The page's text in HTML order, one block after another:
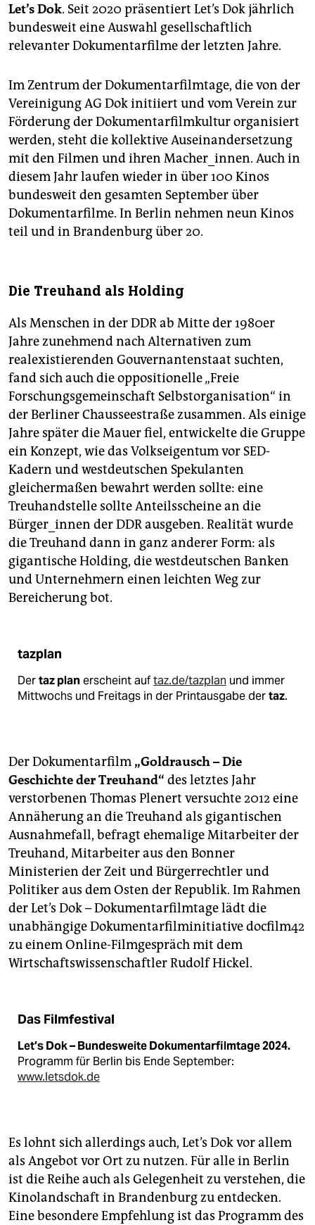
Let’s Dok. Seit 2020 präsentiert Let’s Dok jährlich
bundesweit eine Auswahl gesellschaftlich
relevanter Dokumentarfilme der letzten Jahre.
Im Zentrum der Dokumentarfilmtage, die von der
Vereinigung AG Dok initiiert und vom Verein zur
Förderung der Dokumentarfilmkultur organisiert
werden, steht die kollektive Auseinandersetzung
mit den Filmen und ihren Macher_innen. Auch in
diesem Jahr laufen wieder in über 100 Kinos
bundesweit den gesamten September über
Dokumentarfilme. In Berlin nehmen neun Kinos
teil und in Brandenburg über 20.
Die Treuhand als Holding
Als Menschen in der DDR ab Mitte der 1980er
Jahre zunehmend nach Alternativen zum
realexistierenden Gouvernantenstaat suchten,
fand sich auch die oppositionelle „Freie
Forschungsgemeinschaft Selbstorganisation“ in
der Berliner Chausseestraße zusammen. Als einige
Jahre später die Mauer fiel, entwickelte die Gruppe
ein Konzept, wie das Volkseigentum vor SED-
Kadern und westdeutschen Spekulanten
gleichermaßen bewahrt werden sollte: eine
Treuhandstelle sollte Anteilsscheine an die
Bürger_innen der DDR ausgeben. Realität wurde
die Treuhand dann in ganz anderer Form: als
gigantische Holding, die westdeutschen Banken
und Unternehmern einen leichten Weg zur
Bereicherung bot.
tazplan
Dertaz planerscheint auftaz.de/tazplan und immer
Mittwochs und Freitags in der Printausgabe dertaz.
Der Dokumentarfilm „Goldrausch – Die
Geschichte der Treuhand“ des letztes Jahr
verstorbenen Thomas Plenert versuchte 2012 eine
Annäherung an die Treuhand als gigantischen
Ausnahmefall, befragt ehemalige Mitarbeiter der
Treuhand, Mitarbeiter aus den Bonner
Ministerien der Zeit und Bürgerrechtler und
Politiker aus dem Osten der Republik. Im Rahmen
der Let’s Dok – Dokumentarfilmtage lädt die
unabhängige Dokumentarfilminitiative docfilm42
zu einem Online-Filmgespräch mit dem
Wirtschaftswissenschaftler Rudolf Hickel.
Das Filmfestival
Let’s Dok – Bundesweite Dokumentarfilmtage 2024.
Programm für Berlin bis Ende September:
www.letsdok.de
Es lohnt sich allerdings auch, Let’s Dok vor allem
als Angebot vor Ort zu nutzen. Für alle in Berlin
ist die Reihe auch als Gelegenheit zu verstehen, die
Kinolandschaft in Brandenburg zu entdecken.
Eine besondere Empfehlung ist das Programm des